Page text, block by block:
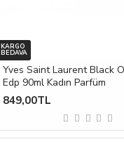
KARGO
BEDAVA
Yves Saint Laurent Black
Edp 90ml Kadın Parfüm
849,00TL